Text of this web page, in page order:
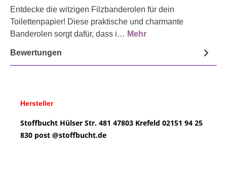
Entdecke die witzigen Filzbanderolen für dein
Toilettenpapier! Diese praktische und charmante
Banderolen sorgt dafür, dass i… Mehr
Bewertungen
Hersteller
Stoffbucht Hülser Str. 481 47803 Krefeld 02151 94 25
830 post @stoffbucht.de